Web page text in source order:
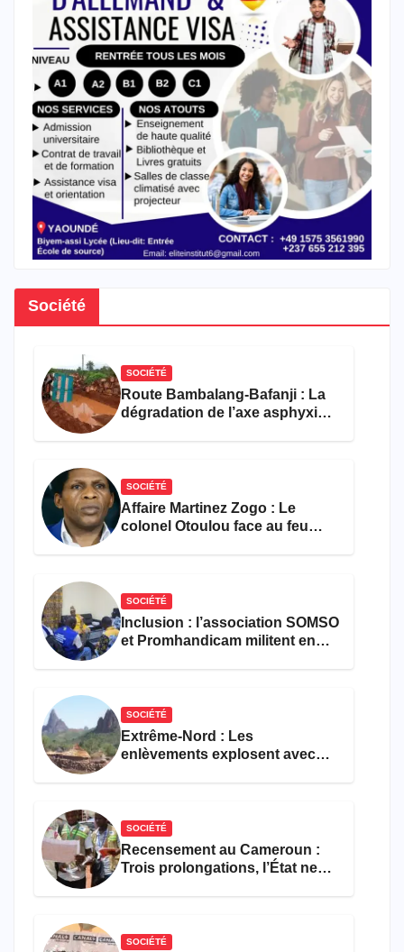
Société
SOCIÉTÉ
Route Bambalang-Bafanji : La
dégradation de l’axe asphyxie
SOCIÉTÉ
Affaire Martinez Zogo : Le
colonel Otoulou face au feu
SOCIÉTÉ
Inclusion : l’association SOMSO
et Promhandicam militent en
SOCIÉTÉ
Extrême-Nord : Les
enlèvements explosent avec
SOCIÉTÉ
Recensement au Cameroun :
Trois prolongations, l’État ne
SOCIÉTÉ